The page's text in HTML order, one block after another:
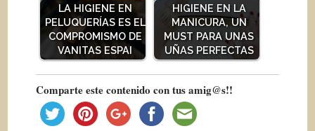
LA HIGIENE EN
PELUQUERÍAS ES EL
COMPROMISMO DE
VANITAS ESPAI
HIGIENE EN LA
MANICURA, UN
MUST PARA UNAS
UÑAS PERFECTAS
Comparte este contenido con tus amig@s!!